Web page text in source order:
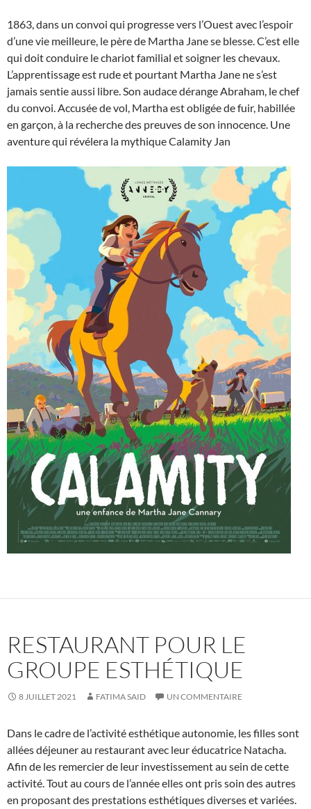
1863, dans un convoi qui progresse vers l’Ouest avec l’espoir
d’une vie meilleure, le père de Martha Jane se blesse. C’est elle
qui doit conduire le chariot familial et soigner les chevaux.
L’apprentissage est rude et pourtant Martha Jane ne s’est
jamais sentie aussi libre. Son audace dérange Abraham, le chef
du convoi. Accusée de vol, Martha est obligée de fuir, habillée
en garçon, à la recherche des preuves de son innocence. Une
aventure qui révélera la mythique Calamity Jan
RESTAURANT POUR LE
GROUPE ESTHÉTIQUE
8 JUILLET 2021 FATIMA SAID UN COMMENTAIRE
Dans le cadre de l’activité esthétique autonomie, les filles sont
allées déjeuner au restaurant avec leur éducatrice Natacha.
Afin de les remercier de leur investissement au sein de cette
activité. Tout au cours de l’année elles ont pris soin des autres
en proposant des prestations esthétiques diverses et variées.